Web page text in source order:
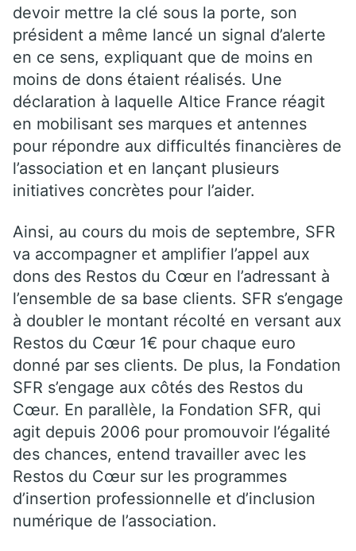
devoir mettre la clé sous la porte, son
président a même lancé un signal d’alerte
en ce sens, expliquant que de moins en
moins de dons étaient réalisés. Une
déclaration à laquelle Altice France réagit
en mobilisant ses marques et antennes
pour répondre aux difficultés financières de
l’association et en lançant plusieurs
initiatives concrètes pour l’aider.
Ainsi, au cours du mois de septembre, SFR
va accompagner et amplifier l’appel aux
dons des Restos du Cœur en l’adressant à
l’ensemble de sa base clients. SFR s’engage
à doubler le montant récolté en versant aux
Restos du Cœur 1€ pour chaque euro
donné par ses clients. De plus, la Fondation
SFR s’engage aux côtés des Restos du
Cœur. En parallèle, la Fondation SFR, qui
agit depuis 2006 pour promouvoir l’égalité
des chances, entend travailler avec les
Restos du Cœur sur les programmes
d’insertion professionnelle et d’inclusion
numérique de l’association.